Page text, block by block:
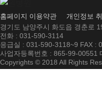
홈페이지 이용약관 개인정보
경기도 남양주시 화도읍 경춘로
전화 : 031-590-3114
응급실 : 031-590-3118~9 FAX :
사업자등록번호 : 865-99-00551
Copyrights © 2018 All Rights